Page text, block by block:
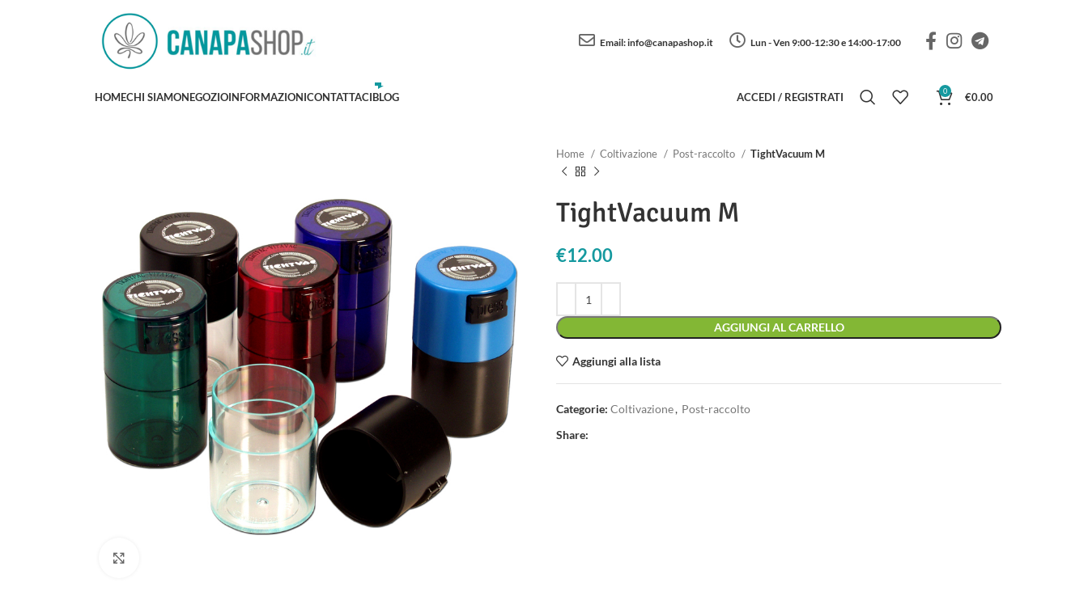
Email:info@canapashop.it Lun - Ven 9:00-12:30 e 14:00-17:00
HOMECHI SIAMONEGOZIOINFORMAZIONICONTATTACIBLOG ACCEDI / REGISTRATI 0 €0.00
Home Coltivazione Post-raccolto TightVacuum M
TightVacuum M
€12.00
AGGIUNGI AL CARRELLO
Aggiungi alla lista
Categorie: Coltivazione, Post-raccolto
Share: